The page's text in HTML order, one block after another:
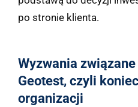
po stronie klienta.
Wyzwania
Geotest, czyli
organizacji